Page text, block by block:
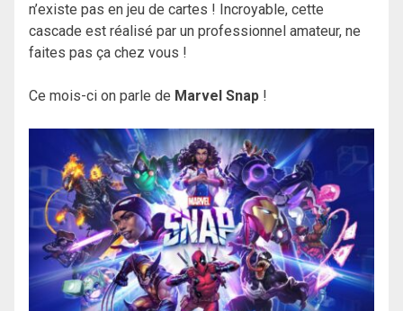
n’existe pas en jeu de cartes ! Incroyable, cette
cascade est réalisé par un professionnel amateur, ne
faites pas ça chez vous !
Ce mois-ci on parle de Marvel Snap !